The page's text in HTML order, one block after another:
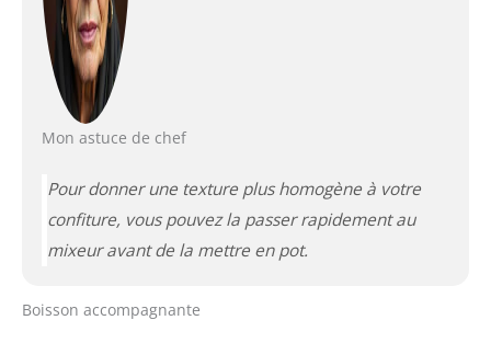
Mon astuce de chef
Pour donner une texture plus homogène à votre
confiture, vous pouvez la passer rapidement au
mixeur avant de la mettre en pot.
Boisson accompagnante